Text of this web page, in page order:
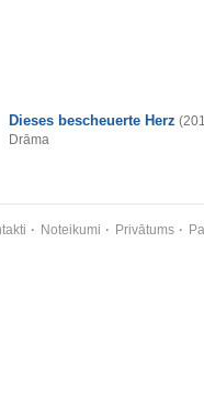
Dieses bescheuerte Herz
Drāma
Noteikumi Privātums